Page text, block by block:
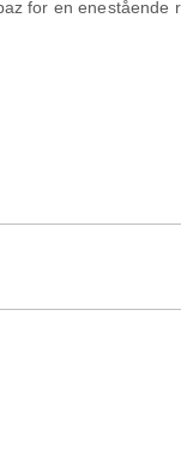
for en enestående